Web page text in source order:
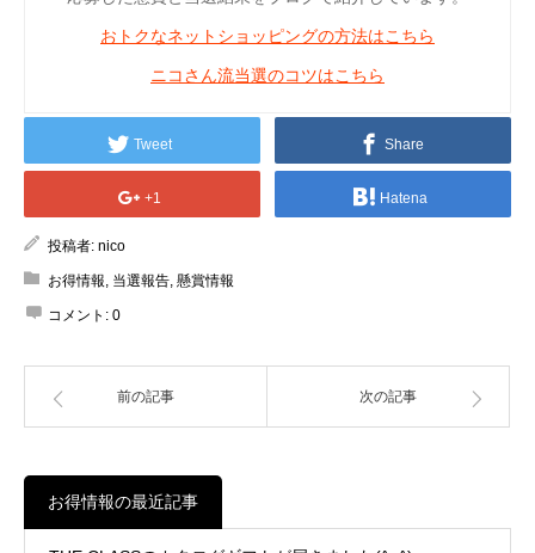
おトクなネットショッピングの方法はこちら
ニコさん流当選のコツはこちら
Tweet Share
+1 Hatena
投稿者: nico
お得情報, 当選報告, 懸賞情報
コメント: 0
前の記事 次の記事
お得情報の最近記事